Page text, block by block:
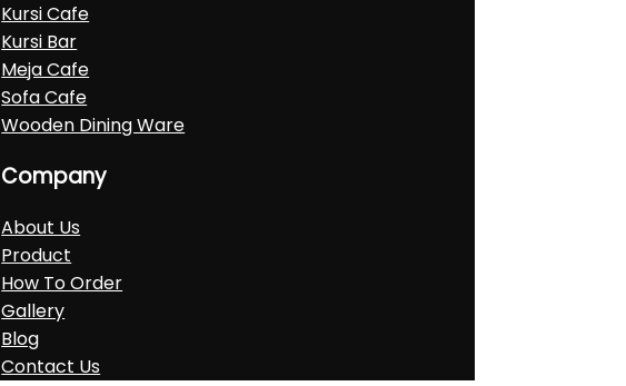
Kursi Cafe
Kursi Bar
Meja Cafe
Sofa Cafe
Wooden Dining Ware
Company
About Us
Product
How To Order
Gallery
Blog
Contact Us